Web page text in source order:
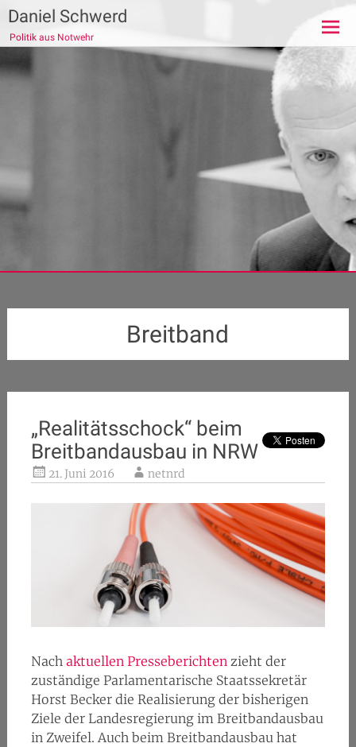
Zum
Inhalt
springen
Daniel Schwerd
Politik aus Notwehr
Breitband
„Realitätsschock“ beim
Breitbandausbau in NRW
21. Juni 2016 netnrd
Nach aktuellen Presseberichtenzieht der
zuständige Parlamentarische Staatssekretär
Horst Becker die Realisierung der bisherigen
Ziele der Landesregierung im Breitbandausbau
in Zweifel. Auch beim Breitbandausbau hat